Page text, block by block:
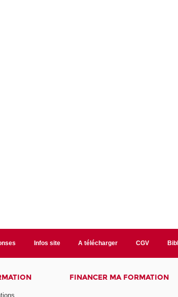
Infos site A télécharger CGV
FINANCER MA FORMATION